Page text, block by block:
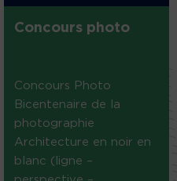
Concours photo
Concours Photo
Bicentenaire de la
photographie
Architecture en noir en
blanc (ligne –